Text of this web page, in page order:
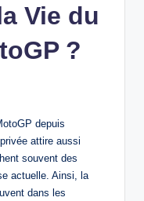
Vie du
?
depuis
attire aussi
souvent des
actuelle. Ainsi, la
dans les